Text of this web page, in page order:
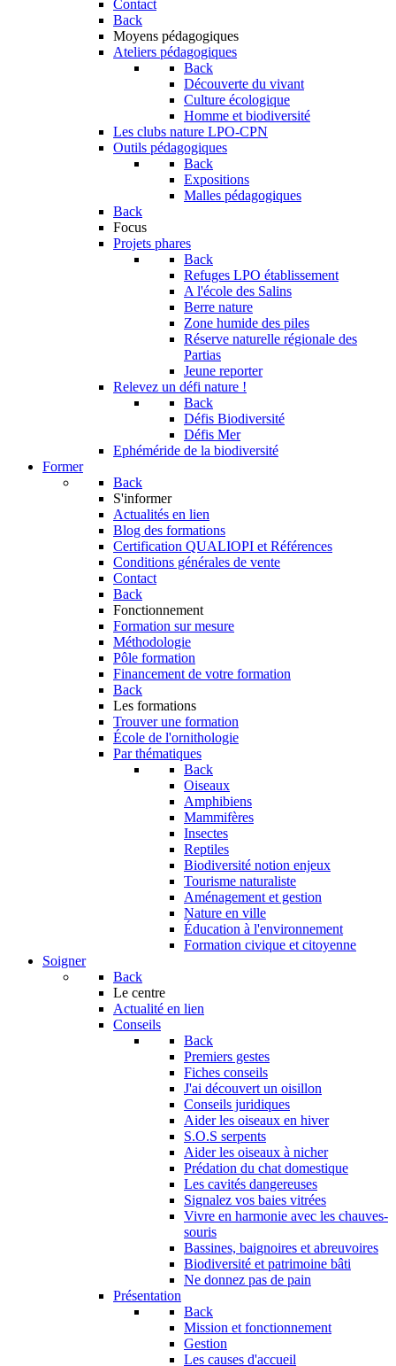
Contact
Back
Moyens pédagogiques
Ateliers pédagogiques
Back
Découverte du vivant
Culture écologique
Homme et biodiversité
Les clubs nature LPO-CPN
Outils pédagogiques
Back
Expositions
Malles pédagogiques
Back
Focus
Projets phares
Back
Refuges LPO établissement
A l'école des Salins
Berre nature
Zone humide des piles
Réserve naturelle régionale des
Partias
Jeune reporter
Relevez un défi nature !
Back
Défis Biodiversité
Défis Mer
Ephéméride de la biodiversité
Former
Back
S'informer
Actualités en lien
Blog des formations
Certification QUALIOPI et Références
Conditions générales de vente
Contact
Back
Fonctionnement
Formation sur mesure
Méthodologie
Pôle formation
Financement de votre formation
Back
Les formations
Trouver une formation
École de l'ornithologie
Par thématiques
Back
Oiseaux
Amphibiens
Mammifères
Insectes
Reptiles
Biodiversité notion enjeux
Tourisme naturaliste
Aménagement et gestion
Nature en ville
Éducation à l'environnement
Formation civique et citoyenne
Soigner
Back
Le centre
Actualité en lien
Conseils
Back
Premiers gestes
Fiches conseils
J'ai découvert un oisillon
Conseils juridiques
Aider les oiseaux en hiver
S.O.S serpents
Aider les oiseaux à nicher
Prédation du chat domestique
Les cavités dangereuses
Signalez vos baies vitrées
Vivre en harmonie avec les chauves-
souris
Bassines, baignoires et abreuvoires
Biodiversité et patrimoine bâti
Ne donnez pas de pain
Présentation
Back
Mission et fonctionnement
Gestion
Les causes d'accueil